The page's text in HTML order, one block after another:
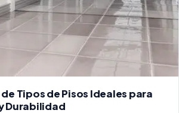
Tipos de Pisos Ideales para
Durabilidad